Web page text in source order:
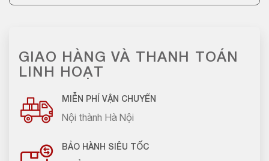
GIAO HÀNG VÀ THANH TOÁN
LINH HOẠT
MIỄN PHÍ VẬN CHUYỂN
Nội thành Hà Nội
BẢO HÀNH SIÊU TỐC